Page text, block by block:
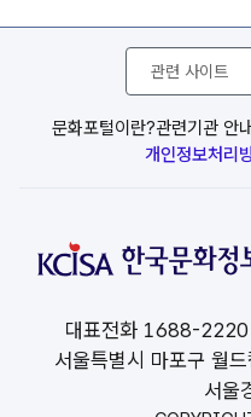
문화포털이란?관련기관 안내
개인정보처리
관
사
이
트
대표전화 1688-2220
서울특별시 마포구 월
서울